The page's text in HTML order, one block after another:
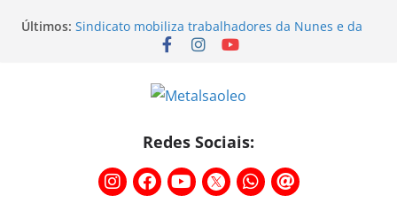
Últimos: Sindicato mobiliza trabalhadores da Nunes e da
planeja o futuro da região
Semana do STIMMMESL foi marcada por fortes
Conselho Diretivo da CNM/CUT debate indústria e
mobilização dos metalúrgicos
Physioclinic: parceira do Sindicato
Redes Sociais: